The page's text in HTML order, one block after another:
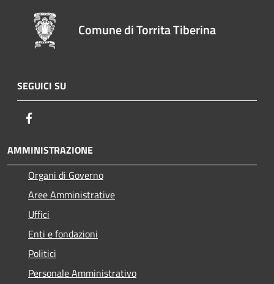
Comune di Torrita Tiberina
SEGUICI SU
AMMINISTRAZIONE
Organi di Governo
Aree Amministrative
Uffici
Enti e fondazioni
Politici
Personale Amministrativo